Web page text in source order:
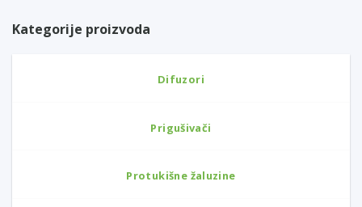
Kategorije proizvoda
Difuzori
Prigušivači
Protukišne žaluzine